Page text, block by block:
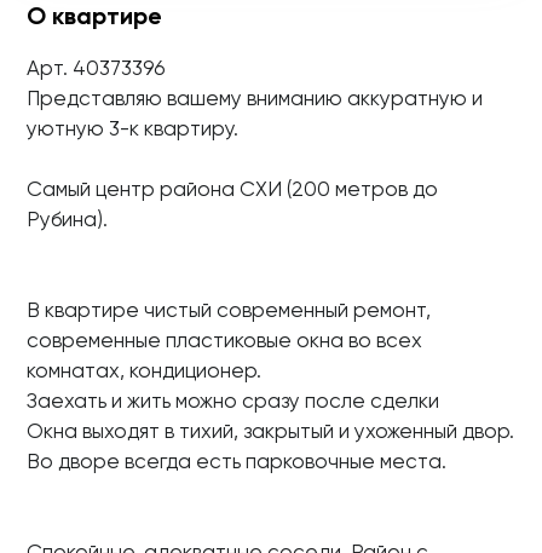
О квартире
Арт. 40373396
Представляю вашему вниманию аккуратную и
уютную 3-к квартиру.
Самый центр района СХИ (200 метров до
Рубина).
В квартире чистый современный ремонт,
современные пластиковые окна во всех
комнатах, кондиционер.
Заехать и жить можно сразу после сделки
Окна выходят в тихий, закрытый и ухоженный двор.
Во дворе всегда есть парковочные места.